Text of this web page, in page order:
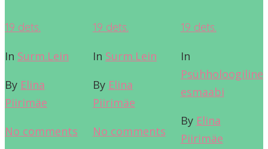
19 dets.
In Surm.Lein
By Elina
Piirimäe
No comments
19 dets.
In Surm.Lein
By Elina
Piirimäe
No comments
19 dets.
In
Psühholoogiline
esmaabi
By Elina
Piirimäe